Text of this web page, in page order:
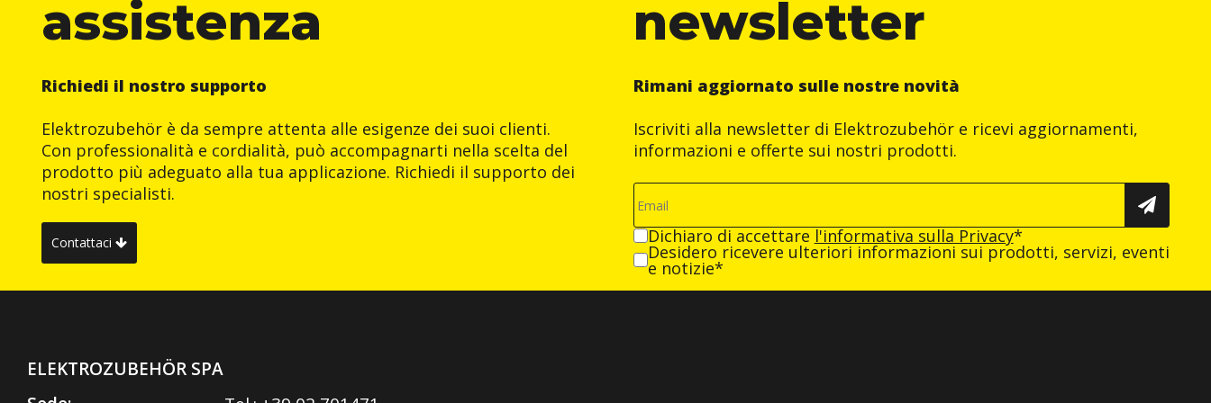
assistenza
Richiedi il nostro supporto
Elektrozubehör è da sempre attenta alle esigenze dei suoi clienti.
Con professionalità e cordialità, può accompagnarti nella scelta del
prodotto più adeguato alla tua applicazione. Richiedi il supporto dei
nostri specialisti.
Contattaci
newsletter
Rimani aggiornato sulle nostre novità
Iscriviti alla newsletter di Elektrozubehör e ricevi aggiornamenti,
informazioni e offerte sui nostri prodotti.
Dichiaro di accettare l'informativa sulla Privacy*
Desidero ricevere ulteriori informazioni sui prodotti, servizi, eventi
e notizie*
ELEKTROZUBEHÖR SPA